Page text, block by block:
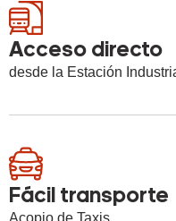
Acceso directo
desde la Estación
Fácil transporte